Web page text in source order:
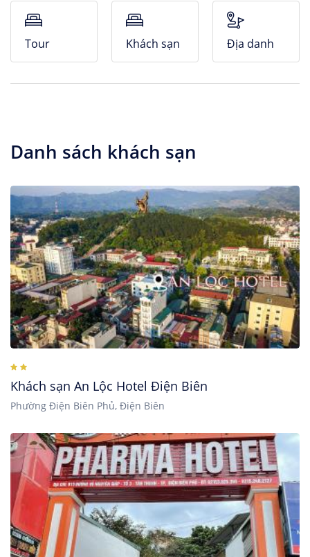
Tour Khách sạn Địa danh
Danh sách khách sạn
Khách sạn An Lộc Hotel Điện Biên
Phường Điện Biên Phủ, Điện Biên